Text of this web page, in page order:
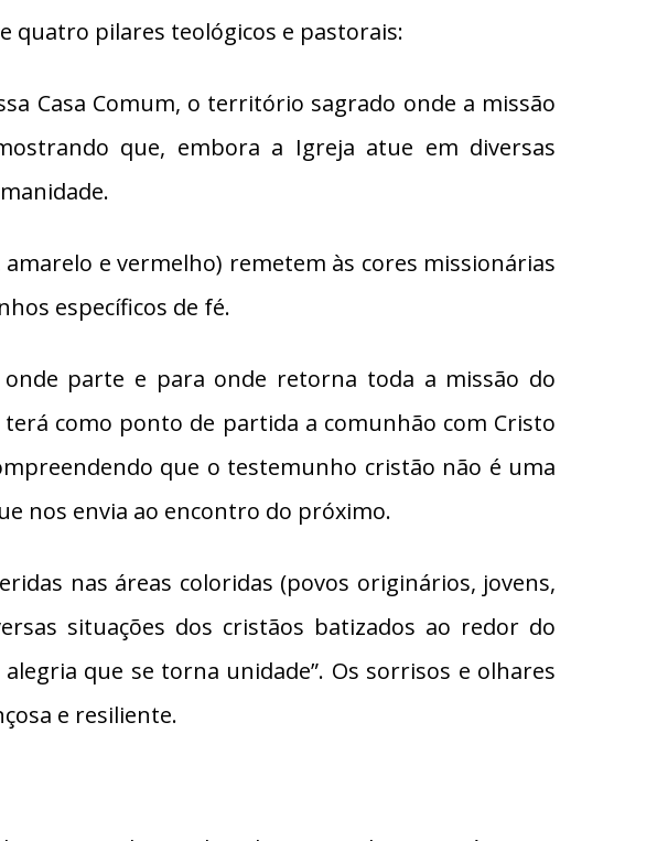
quatro pilares teológicos e pastorais:
Casa Comum, o território sagrado onde a missão
que, embora a Igreja atue em diversas
e vermelho) remetem às cores missionárias
específicos de fé.
parte e para onde retorna toda a missão do
como ponto de partida a comunhão com Cristo
que o testemunho cristão não é uma
nos envia ao encontro do próximo.
nas áreas coloridas (povos originários, jovens,
situações dos cristãos batizados ao redor do
que se torna unidade”. Os sorrisos e olhares
e resiliente.